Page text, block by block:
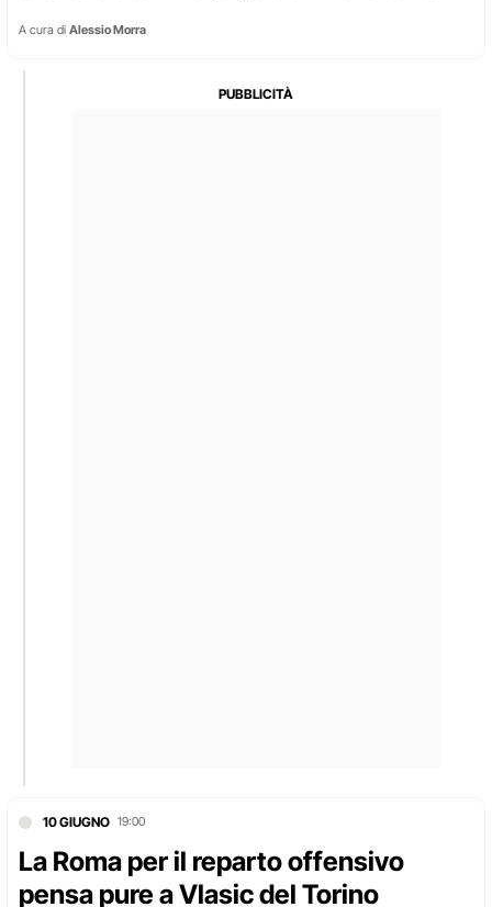
A cura di Alessio Morra
10 GIUGNO 19:00
La Roma per il reparto offensivo
pensa pure a Vlasic del Torino